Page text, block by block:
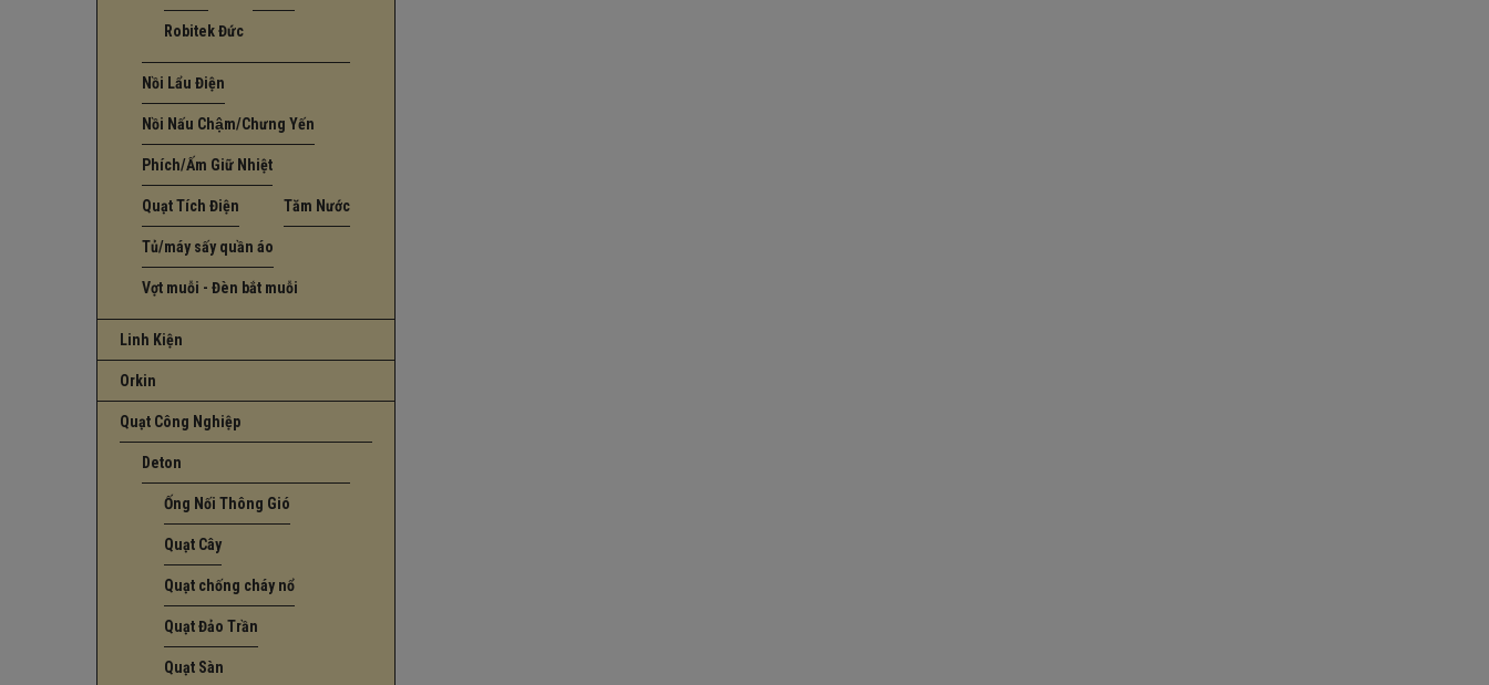
Robitek Đức
Nồi Lẩu Điện
Nồi Nấu Chậm/Chưng Yến
Phích/Ấm Giữ Nhiệt
Quạt Tích Điện Tăm Nước
Tủ/máy sấy quần áo
Vợt muỗi - Đèn bắt muỗi
Linh Kiện
Orkin
Quạt Công Nghiệp
Deton
Ống Nối Thông Gió
Quạt Cây
Quạt chống cháy nổ
Quạt Đảo Trần
Quạt Sàn